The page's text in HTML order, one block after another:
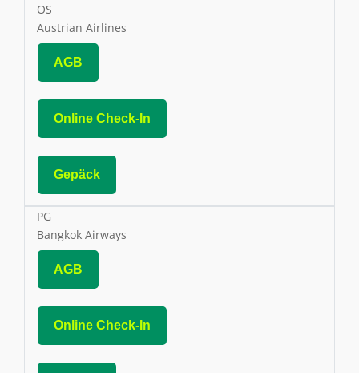
OS
Austrian Airlines
AGB
Online Check-In
Gepäck
PG
Bangkok Airways
AGB
Online Check-In